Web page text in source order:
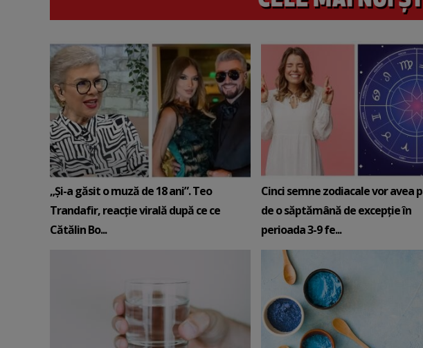
„Și-a găsit o muză de 18 ani”. Teo
Trandafir, reacție virală după ce ce
Cătălin Bo...
Cinci semne zodiacale vor avea
de o săptămână de excepție în
perioada 3-9 fe...